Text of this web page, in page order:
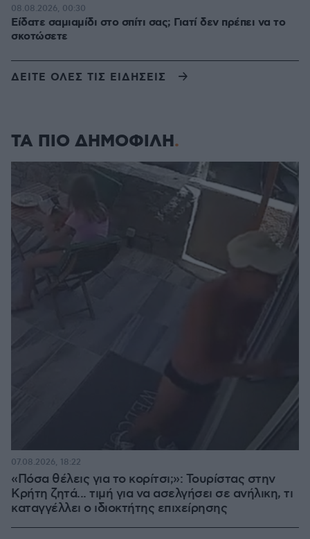
Είδατε σαμιαμίδι στο σπίτι σας; Γιατί δεν πρέπει να το
σκοτώσετε
08.08.2026, 00:30
ΔΕΙΤΕ ΟΛΕΣ ΤΙΣ ΕΙΔΗΣΕΙΣ
ΤΑ ΠΙΟ ΔΗΜΟΦΙΛΗ
«Πόσα θέλεις για το κορίτσι;»: Τουρίστας στην
Κρήτη ζητά... τιμή για να ασελγήσει σε ανήλικη, τι
καταγγέλλει ο ιδιοκτήτης επιχείρησης
07.08.2026, 18:22